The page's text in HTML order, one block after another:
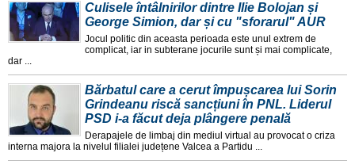
Culisele întâlnirilor dintre Ilie Bolojan și
George Simion, dar și cu "sforarul" AUR
Jocul politic din aceasta perioada este unul extrem de
complicat, iar in subterane jocurile sunt și mai complicate,
dar ...
Bărbatul care a cerut împușcarea lui Sorin
Grindeanu riscă sancțiuni în PNL. Liderul
PSD i-a făcut deja plângere penală
Derapajele de limbaj din mediul virtual au provocat o criza
interna majora la nivelul filialei județene Valcea a Partidu ...